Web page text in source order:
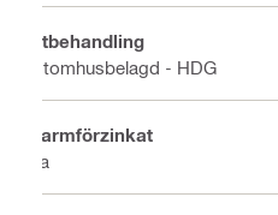
Ytbehandling
Utomhusbelagd - HDG
Varmförzinkat
Ja